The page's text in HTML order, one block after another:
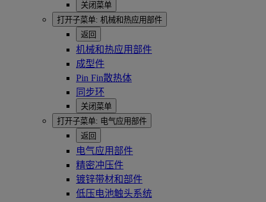
关闭菜单
打开子菜单: 机械和热应用部件
返回
机械和热应用部件
成型件
Pin Fin散热体
同步环
关闭菜单
打开子菜单: 电气应用部件
返回
电气应用部件
精密冲压件
镀锌带材和部件
低压电池触头系统